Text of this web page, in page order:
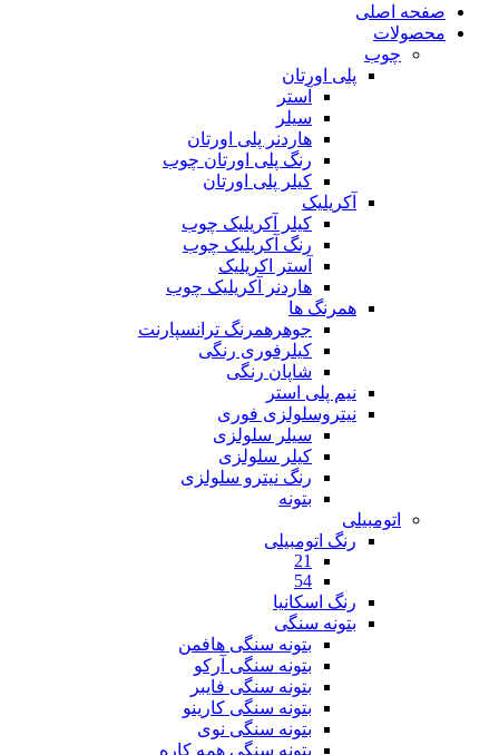
صفحه اصلی
محصولات
چوب
پلی اورتان
آستر
سیلر
هاردنر پلی اورتان
رنگ پلی اورتان چوب
کیلر پلی اورتان
آکریلیک
کیلر آکریلیک چوب
رنگ آکریلیک چوب
آستر اکریلیک
هاردنر آکریلیک چوب
همرنگ ها
جوهرهمرنگ ترانسپارنت
کیلرفوری رنگی
شاپان رنگی
نیم پلی استر
نیتروسلولزی فوری
سیلر سلولزی
کیلر سلولزی
رنگ نیترو سلولزی
بتونه
اتومبیلی
رنگ اتومبیلی
21
54
رنگ اسکانیا
بتونه سنگی
بتونه سنگی هافمن
بتونه سنگی آرکو
بتونه سنگی فایبر
بتونه سنگی کارینو
بتونه سنگی نوی
بتونه سنگی همه کاره